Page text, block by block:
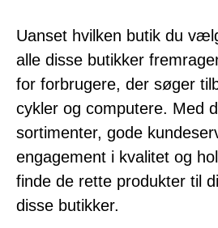
Uanset hvilken butik du
alle disse butikker
for forbrugere, der søger
cykler og computere. Med
sortimenter, gode
engagement i kvalitet og
finde de rette produkter til
disse butikker.